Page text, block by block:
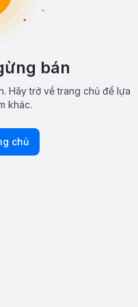
bán
Hãy trở về trang chủ để lựa
khác.
chủ